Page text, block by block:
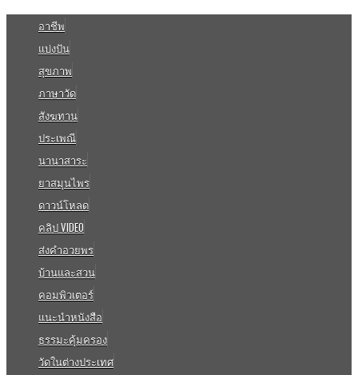
อาชีพ
แบ่งปัน
สุขภาพ
ภาษาวัด
สังฆทาน
ประเพณี
นานาสาระ
ยาสมุนไพร
ดาวน์โหลด
คลิป VIDEO
ส่งคำอวยพร
บ้านและสวน
คอมพิวเตอร์
แนะนำหนังสือ
ธรรมะคุ้มครอง
วัดในต่างประเทศ